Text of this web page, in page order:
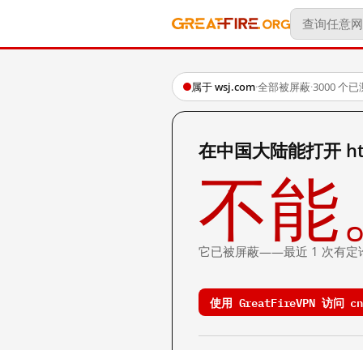
属于 wsj.com·全部被屏蔽·3000 个已
在中国大陆能打开
不能
它已被屏蔽——最近 1 次有定
使用 GreatFireVPN 访问